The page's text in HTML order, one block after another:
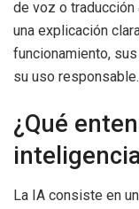
de voz o traducción
una explicación
funcionamiento,
su uso responsable.
¿Qué
La IA consiste en